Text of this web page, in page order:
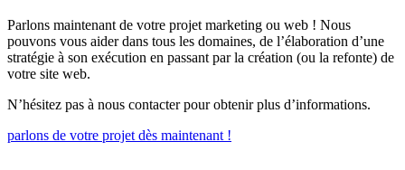
Parlons maintenant de votre projet marketing ou web ! Nous
pouvons vous aider dans tous les domaines, de l’élaboration d’une
stratégie à son exécution en passant par la création (ou la refonte) de
votre site web.
N’hésitez pas à nous contacter pour obtenir plus d’informations.
parlons de votre projet dès maintenant !